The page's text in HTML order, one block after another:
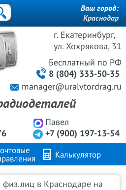
г. Екатеринбург,
ул. Хохрякова, 31
Павел
+7 (900) 197-13-54
Бесплатный по РФ
8 (804) 333-50-35
manager@uralvtordrag.ru
Ваш город:
Краснодар
Калькулятор
Контакты
в Краснодаре на